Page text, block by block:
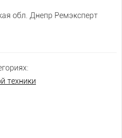
обл. Днепр Ремэксперт
техники